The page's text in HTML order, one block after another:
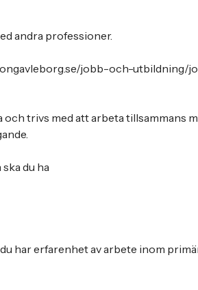
andra professioner.
jobb-och-utbildning/
trivs med att arbeta tillsammans
du ha
har erfarenhet av arbete inom